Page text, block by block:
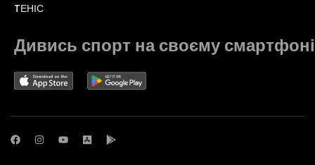
TЕНІС
Дивись спорт на своєму смартфоні